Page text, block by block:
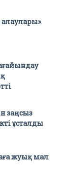
заңсыз
ұсталды
жуық мал